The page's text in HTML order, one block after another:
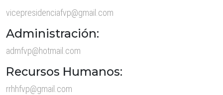
vicepresidenciafvp@gmail.com
Administración:
admfvp@hotmail.com
Recursos Humanos:
rrhhfvp@gmail.com